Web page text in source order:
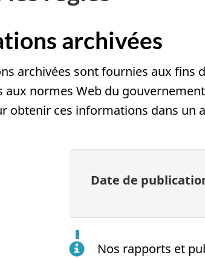
archivées
archivées sont fournies aux fins
aux normes Web du
obtenir ces informations dans
Date de
Nos rapports et